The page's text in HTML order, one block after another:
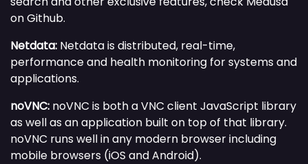
on Github.
Netdata: Netdata is distributed, real-time,
performance and health monitoring for systems and
applications.
noVNC: noVNC is both a VNC client JavaScript library
as well as an application built on top of that library.
noVNC runs well in any modern browser including
mobile browsers (iOS and Android).